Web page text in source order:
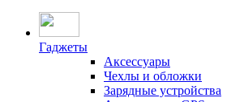
Гаджеты
Аксессуары
Чехлы и обложки
Зарядные устройства